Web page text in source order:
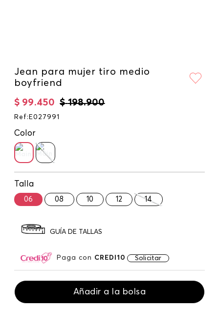
Jean para mujer tiro medio
boyfriend
$ 198.900
$ 99.450
Ref : E027991
Color
Talla
06 08 10 12 14
GUÍA DE TALLAS
Paga con CREDI10 Solicitar
Añadir a la bolsa